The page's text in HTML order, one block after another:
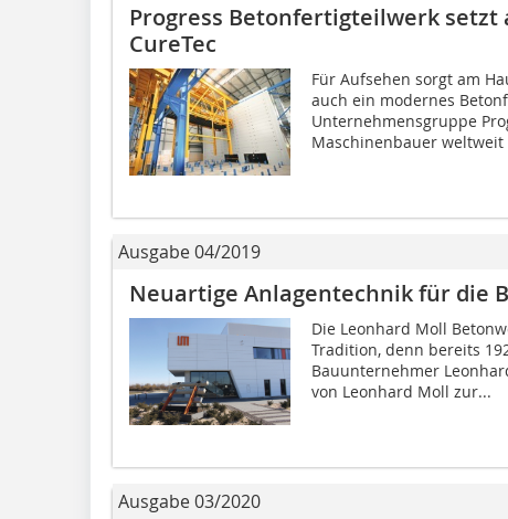
Progress Betonfertigteilwerk setzt
CureTec
Für Aufsehen sorgt am
auch ein modernes
Unternehmensgruppe
Maschinenbauer weltweit
Ausgabe 04/2019
Neuartige Anlagentechnik für die
Die Leonhard Moll
Tradition, denn bereits
Bauunternehmer
von Leonhard Moll zur...
Ausgabe 03/2020